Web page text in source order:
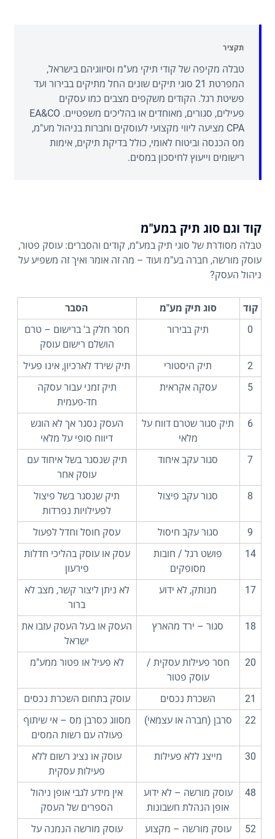
תקציר
טבלה מקיפה של קודי תיקי מע"מ וסיווגיהם בישראל,
המפרטת 21 סוגי תיקים שונים החל מתיקים בבירור ועד
פשיטת רגל. הקודים משקפים מצבים כמו עסקים
פעילים, סגורים, מאוחדים או בהליכים משפטיים. EA&CO
CPA מציעה ליווי מקצועי לעוסקים וחברות בניהול מע"מ,
מס הכנסה וביטוח לאומי, כולל בדיקת תיקים, אימות
רישומים וייעוץ לחיסכון במסים.
קוד וגם סוג תיק במע"מ
טבלה מסודרת של סוגי תיק במע"מ, קודים והסברים: עוסק פטור,
עוסק מורשה, חברה בע"מ ועוד – מה זה אומר ואיך זה משפיע על
ניהול העסק?
קוד סוג תיק מע"מ
הסבר
0
תיק בבירור
חסר חלק ב' ברישום – טרם
הושלם רישום עוסק
2
תיק היסטורי
תיק שירד לארכיון, אינו פעיל
5
עסקה אקראית
תיק זמני עבור עסקה
חד-פעמית
6
תיק סגור שטרם דווח על
מלאי
העסק נסגר אך לא הוגש
דיווח סופי על מלאי
7
סגור עקב איחוד
תיק שנסגר בשל איחוד עם
עוסק אחר
8
סגור עקב פיצול
תיק שנסגר בשל פיצול
לפעילויות נפרדות
9
סגור עקב חיסול
עסק חוסל וחדל לפעול
14
פושט רגל / חובות
מסופקים
עסק או עוסק בהליכי חדלות
פירעון
17
מנותק, לא ידוע
לא ניתן ליצור קשר, מצב לא
ברור
18
סגור – ירד מהארץ
העסק או בעל העסק עזבו את
ישראל
20
חסר פעילות עסקית /
עוסק פטור
לא פעיל או פטור ממע"מ
21 השכרת נכסים
עוסק בתחום השכרת נכסים
22
סרבן (חברה או עצמאי)
מסווג כסרבן מס – אי שיתוף
פעולה עם רשות המסים
30
מייצג ללא פעילות
עוסק או נציג רשום ללא
פעילות עסקית
48
עוסק מורשה – לא ידוע
אופן הנהלת חשבונות
אין מידע לגבי אופן ניהול
הספרים של העסק
52
עוסק מורשה – מקצוע
עוסק מורשה הנמנה על